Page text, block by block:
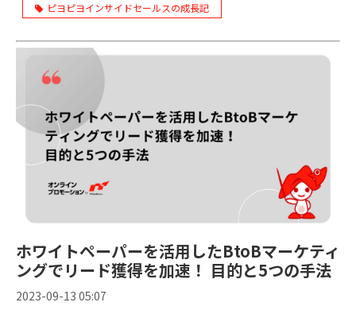
ピヨピヨインサイドセールスの成長記
ホワイトペーパーを活用したBtoBマーケティ
ングでリード獲得を加速！ 目的と5つの手法
2023-09-13 05:07